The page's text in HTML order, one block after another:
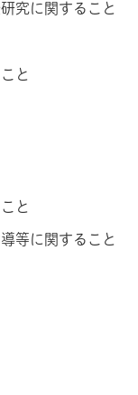
究に関すること
と
と
等に関すること